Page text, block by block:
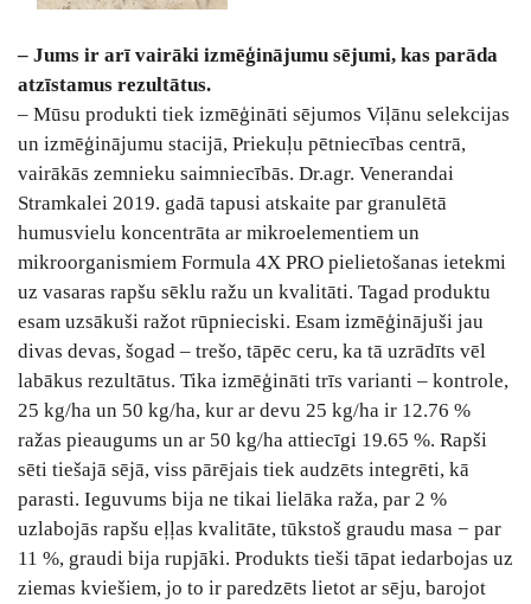
– Jums ir arī vairāki izmēģinājumu sējumi, kas parāda
atzīstamus rezultātus.
– Mūsu produkti tiek izmēģināti sējumos Viļānu selekcijas
un izmēģinājumu stacijā, Priekuļu pētniecības centrā,
vairākās zemnieku saimniecībās. Dr.agr. Venerandai
Stramkalei 2019. gadā tapusi atskaite par granulētā
humusvielu koncentrāta ar mikroelementiem un
mikroorganismiem Formula 4X PRO pielietošanas ietekmi
uz vasaras rapšu sēklu ražu un kvalitāti. Tagad produktu
esam uzsākuši ražot rūpnieciski. Esam izmēģinājuši jau
divas devas, šogad – trešo, tāpēc ceru, ka tā uzrādīts vēl
labākus rezultātus. Tika izmēģināti trīs varianti – kontrole,
25 kg/ha un 50 kg/ha, kur ar devu 25 kg/ha ir 12.76 %
ražas pieaugums un ar 50 kg/ha attiecīgi 19.65 %. Rapši
sēti tiešajā sējā, viss pārējais tiek audzēts integrēti, kā
parasti. Ieguvums bija ne tikai lielāka raža, par 2 %
uzlabojās rapšu eļļas kvalitāte, tūkstoš graudu masa − par
11 %, graudi bija rupjāki. Produkts tieši tāpat iedarbojas uz
ziemas kviešiem, jo to ir paredzēts lietot ar sēju, barojot